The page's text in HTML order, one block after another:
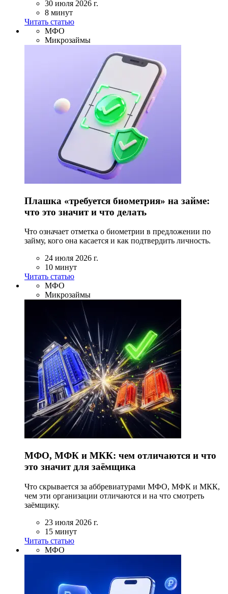
30 июля 2026 г.
8 минут
Читать статью
МФО
Микрозаймы
Плашка «требуется биометрия» на займе:
что это значит и что делать
Что означает отметка о биометрии в предложении по
займу, кого она касается и как подтвердить личность.
24 июля 2026 г.
10 минут
Читать статью
МФО
Микрозаймы
МФО, МФК и МКК: чем отличаются и что
это значит для заёмщика
Что скрывается за аббревиатурами МФО, МФК и МКК,
чем эти организации отличаются и на что смотреть
заёмщику.
23 июля 2026 г.
15 минут
Читать статью
МФО